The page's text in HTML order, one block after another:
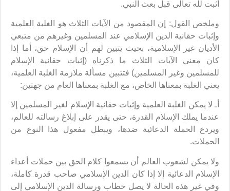
أثبت لله تعالى قبل بعث النبي.
وملخص القول: إن المقصود من الآيات الثلاث هو الغلبة العلمية
وإثبات حقانية الدين الإسلامي عند المسلمين وغيرهم من متبعي
الأديان غير الإسلامية، بحيث يتبين لهم أن الإسلام حق، أما إذا
كان معنى الآيات الثلاث ما ذكرناه (إثبات حقانية الإسلام
للمسلمين وغير المسلمين) فتتبين مسألة ملازمة الغلبة العلمية،
يعني الغلبة بمعناها الخاص، مع الغلبة بمعناها العام من جهتين:
أـ لا يمكن الغلبة العلمية وإثبات حقانية الإسلام لغير المسلمين إلا
عندما يملك الإسلام القدرة، حتى يقدر على إبلاغ رسالته للعالم،
ويردع الحملة الدعائية ضدها، ويبطل مفعول هذا النوع من
الحملات.
ولا يمكن لشعوب العالم أن يسمعوا كلام الحق بين حملات أعداء
الإسلام الدعائية إلا إذا كان الدين الإسلامي صاحب قدرة كاملة،
وفي غير هذه الحالة لا يصل خطاب ورسالة الدين الإسلامي إلى